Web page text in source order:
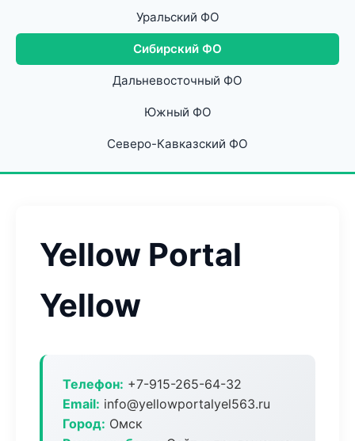
Уральский ФО
Сибирский ФО
Дальневосточный ФО
Южный ФО
Северо-Кавказский ФО
Yellow Portal
Yellow
Телефон: +7-915-265-64-32
Email: info@yellowportalyel563.ru
Город: Омск